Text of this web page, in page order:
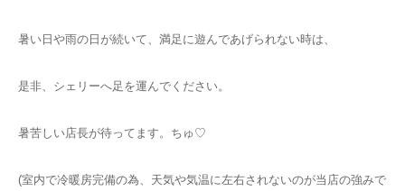
暑い日や雨の日が続いて、満足に遊んであげられない時は、
是非、シェリーへ足を運んでください。
暑苦しい店長が待ってます。ちゅ♡
(室内で冷暖房完備の為、天気や気温に左右されないのが当店の強みで